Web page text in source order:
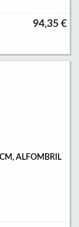
94,35 €
ALFOMBRIL